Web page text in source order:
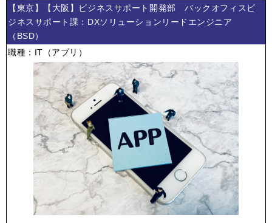
【東京】【大阪】ビジネスサポート開発部 バックオフィスビ
ジネスサポート課：DXソリューションリードエンジニア
（BSD）
職種：IT（アプリ）